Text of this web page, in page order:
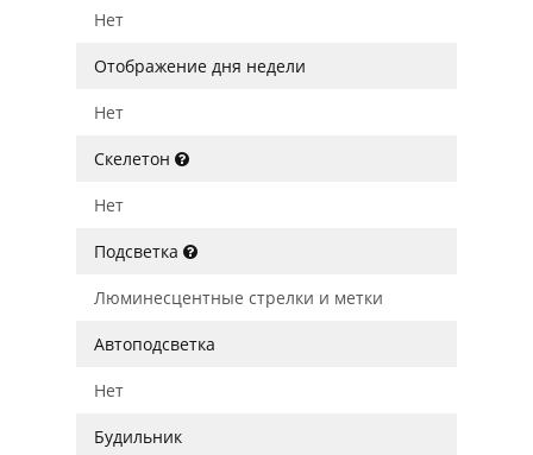
Нет
Отображение дня недели
Нет
Скелетон
Нет
Подсветка
Люминесцентные стрелки и метки
Автоподсветка
Нет
Будильник